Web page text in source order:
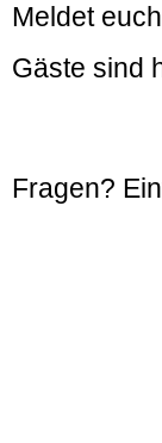
Meldet
Gäste sind
Fragen?